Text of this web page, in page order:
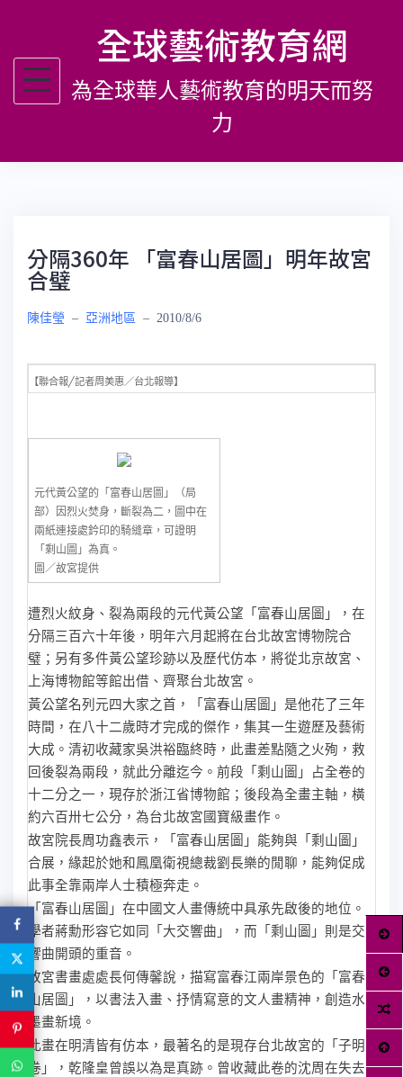
主
全球藝術教育網
為全球華人藝術教育的明天而努
力
分隔360年 「富春山居圖」明年故宮
合璧
陳佳瑩 – 亞洲地區 – 2010/8/6
【聯合報╱記者周美惠／台北報導】
元代黃公望的「富春山居圖」（局
部）因烈火焚身，斷裂為二，圖中在
兩紙連接處鈐印的騎縫章，可證明
「剩山圖」為真。
圖／故宮提供
遭烈火紋身、裂為兩段的元代黃公望「富春山居圖」，在
分隔三百六十年後，明年六月起將在台北故宮博物院合
璧；另有多件黃公望珍跡以及歷代仿本，將從北京故宮、
上海博物館等館出借、齊聚台北故宮。
黃公望名列元四大家之首，「富春山居圖」是他花了三年
時間，在八十二歲時才完成的傑作，集其一生遊歷及藝術
大成。清初收藏家吳洪裕臨終時，此畫差點隨之火殉，救
回後裂為兩段，就此分離迄今。前段「剩山圖」占全卷的
十二分之一，現存於浙江省博物館；後段為全畫主軸，橫
約六百卅七公分，為台北故宮國寶級畫作。
故宮院長周功鑫表示，「富春山居圖」能夠與「剩山圖」
合展，緣起於她和鳳凰衛視總裁劉長樂的閒聊，能夠促成
此事全靠兩岸人士積極奔走。
「富春山居圖」在中國文人畫傳統中具承先啟後的地位。
學者蔣勳形容它如同「大交響曲」，而「剩山圖」則是交
響曲開頭的重音。
故宮書畫處處長何傳馨說，描寫富春江兩岸景色的「富春
山居圖」，以書法入畫、抒情寫意的文人畫精神，創造水
墨畫新境。
此畫在明清皆有仿本，最著名的是現存台北故宮的「子明
卷」，乾隆皇曾誤以為是真跡。曾收藏此卷的沈周在失去